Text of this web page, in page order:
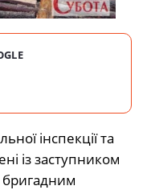
інспекції та
із заступником